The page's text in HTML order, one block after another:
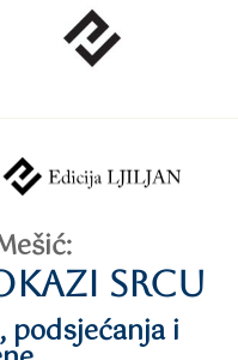
srcu
podsjećanja i